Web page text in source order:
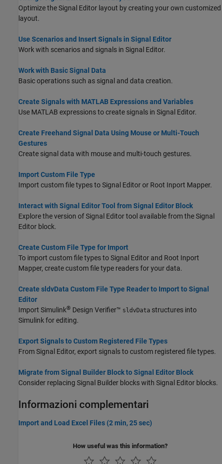
Optimize the Signal Editor layout by creating your own customized
layout.
Use Scenarios and Insert Signals in Signal Editor
Work with scenarios and signals in Signal Editor.
Work with Basic Signal Data
Basic operations such as signal and data creation.
Create Signals with MATLAB Expressions and Variables
Use MATLAB expressions to create signals in Signal Editor.
Create Freehand Signal Data Using Mouse or Multi-Touch
Gestures
Create signal data with mouse and multi-touch gestures.
Import Custom File Type
Import custom file types to Signal Editor or Root Inport Mapper.
Interact with Signal Editor Tool from Signal Editor Block
Explore the version ofSignal Editortool available from theSignal
Editor block.
Create Custom File Type for Import
To import custom file types to Signal Editor and Root Inport
Mapper, create custom file type readers for your data.
Create sldvData Custom File Type Reader to Import to Signal
Editor
Import Simulink® Design Verifier™ sldvData structures into
Simulink for editing.
Export Signals to Custom Registered File Types
From Signal Editor, export signals to custom registered file types.
Migrate from Signal Builder Block to Signal Editor Block
Consider replacing Signal Builder blocks with Signal Editor blocks.
Informazioni complementari
Import and Load Excel Files (2 min, 25 sec)
How useful was this information?